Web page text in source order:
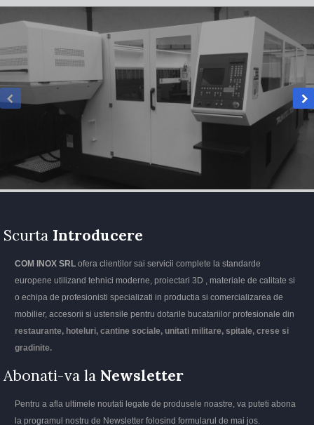
Scurta Introducere
COM INOX SRL ofera clientilor sai servicii complete la standarde
europene utilizand tehnici moderne, proiectari 3D , materiale de calitate si
o echipa de profesionisti specializati in productia si comercializarea de
mobilier, accesorii si ustensile pentru dotarile bucatariilor profesionale din
restaurante, hoteluri, cantine sociale, unitati militare, spitale, crese si
gradinite.
Abonati-va la Newsletter
Pentru a afla ultimele noutati legate de produsele noastre, va puteti abona
la programul nostru de Newsletter folosind formularul de mai jos.